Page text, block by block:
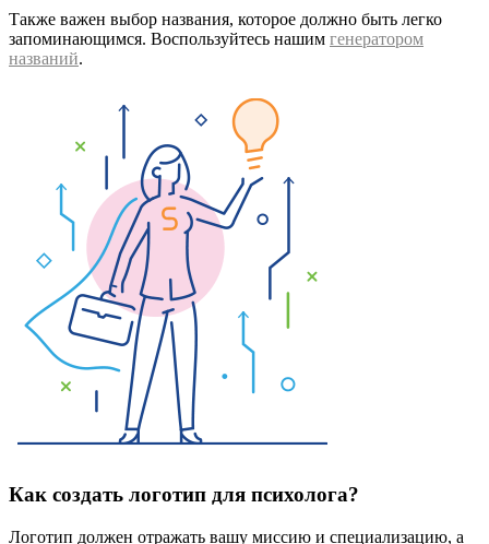
Также важен выбор названия, которое должно быть легко
запоминающимся. Воспользуйтесь нашим генератором
названий.
Как создать логотип для психолога?
Логотип должен отражать вашу миссию и специализацию, а